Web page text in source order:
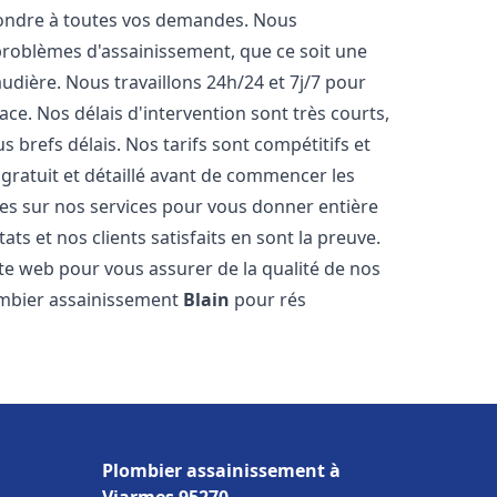
à toutes vos demandes. Nous
d'assainissement, que ce soit une
Nous travaillons 24h/24 et 7j/7 pour
Nos délais d'intervention sont très courts,
brefs délais. Nos tarifs sont compétitifs et
et détaillé avant de commencer les
sur nos services pour vous donner entière
et nos clients satisfaits en sont la preuve.
web pour vous assurer de la qualité de nos
assainissement Blain pour rés
Plombier assainissement à